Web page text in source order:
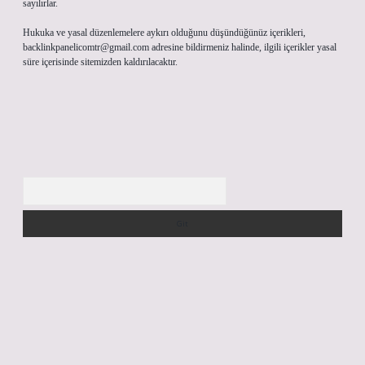
sayılırlar.
Hukuka ve yasal düzenlemelere aykırı olduğunu düşündüğünüz içerikleri,
backlinkpanelicomtr@gmail.com adresine bildirmeniz halinde, ilgili içerikler yasal
süre içerisinde sitemizden kaldırılacaktır.